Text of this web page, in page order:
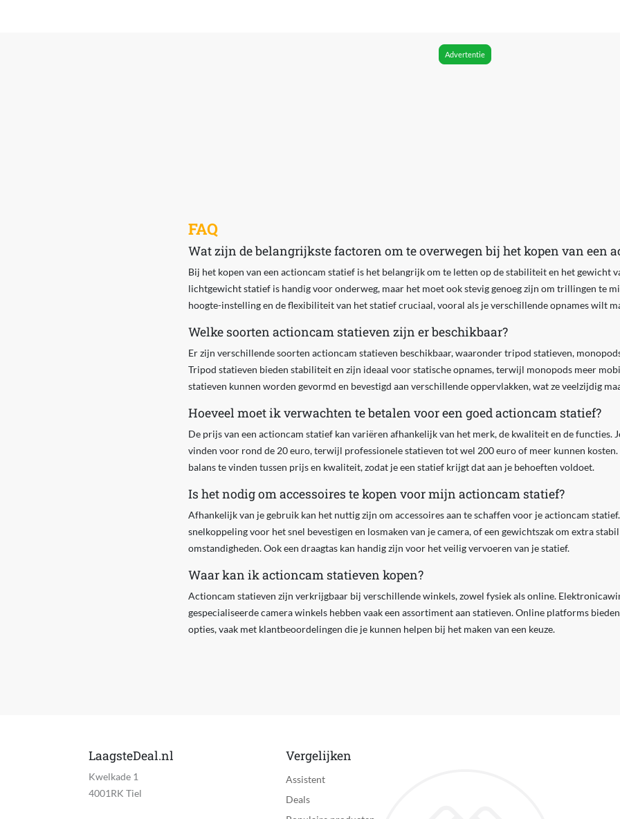
Advertentie
FAQ
Wat zijn de belangrijkste factoren om te overwegen bij het kopen van een
Bij het kopen van een actioncam statief is het belangrijk om te letten op de stabiliteit en het gewicht
lichtgewicht statief is handig voor onderweg, maar het moet ook stevig genoeg zijn om trillingen te
hoogte-instelling en de flexibiliteit van het statief cruciaal, vooral als je verschillende opnames wilt
Welke soorten actioncam statieven zijn er beschikbaar?
Er zijn verschillende soorten actioncam statieven beschikbaar, waaronder tripod statieven,
Tripod statieven bieden stabiliteit en zijn ideaal voor statische opnames, terwijl monopods meer
statieven kunnen worden gevormd en bevestigd aan verschillende oppervlakken, wat ze veelzijdig
Hoeveel moet ik verwachten te betalen voor een goed actioncam statief?
De prijs van een actioncam statief kan variëren afhankelijk van het merk, de kwaliteit en de functies.
vinden voor rond de 20 euro, terwijl professionele statieven tot wel 200 euro of meer kunnen
balans te vinden tussen prijs en kwaliteit, zodat je een statief krijgt dat aan je behoeften voldoet.
Is het nodig om accessoires te kopen voor mijn actioncam statief?
Afhankelijk van je gebruik kan het nuttig zijn om accessoires aan te schaffen voor je actioncam
snelkoppeling voor het snel bevestigen en losmaken van je camera, of een gewichtszak om extra
omstandigheden. Ook een draagtas kan handig zijn voor het veilig vervoeren van je statief.
Waar kan ik actioncam statieven kopen?
Actioncam statieven zijn verkrijgbaar bij verschillende winkels, zowel fysiek als online.
gespecialiseerde camera winkels hebben vaak een assortiment aan statieven. Online platforms
opties, vaak met klantbeoordelingen die je kunnen helpen bij het maken van een keuze.
LaagsteDeal.nl
Kwelkade 1
4001RK Tiel
Vergelijken
Assistent
Deals